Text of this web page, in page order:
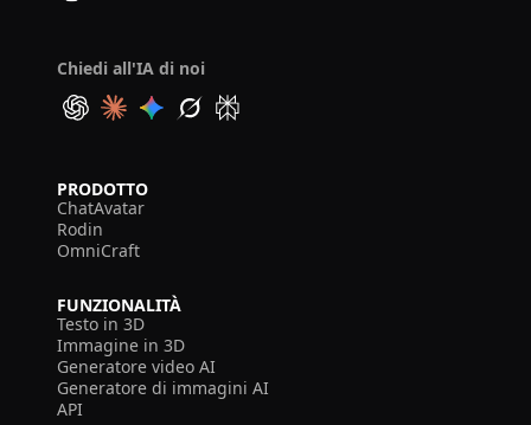
Chiedi all'IA di noi
PRODOTTO
ChatAvatar
Rodin
OmniCraft
FUNZIONALITÀ
Testo in 3D
Immagine in 3D
Generatore video AI
Generatore di immagini AI
API